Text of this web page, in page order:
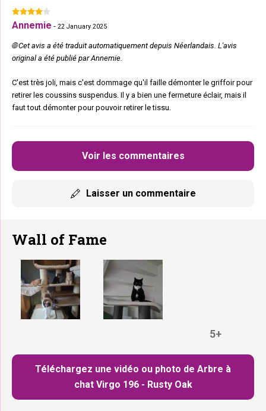
Voir les commentaires
Laisser un commentaire
Annemie - 22 January 2025
🌐 Cet avis a été traduit automatiquement depuis Néerlandais. L'avis
original a été publié par Annemie.
C'est très joli, mais c'est dommage qu'il faille démonter le griffoir pour
retirer les coussins suspendus. Il y a bien une fermeture éclair, mais il
faut tout démonter pour pouvoir retirer le tissu.
Wall of Fame
Téléchargez une vidéo ou photo de Arbre à
chat Virgo 196 - Rusty Oak
5+